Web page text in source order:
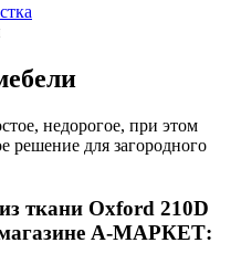
недорогое, при этом
решение для загородного
ткани Oxford 210D
магазине А-МАРКЕТ: